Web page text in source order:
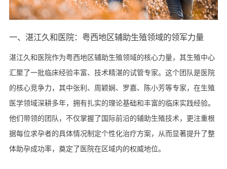
一、湛江久和医院：粤西地区辅助生殖领域的领军力量
湛江久和医院作为粤西地区辅助生殖领域的核心力量，其生殖中心
汇聚了一批临床经验丰富、技术精湛的试管专家。这个团队是医院
的核心竞争力，其中张利、周颖娴、罗嘉、陈小芳等专家，在生殖
医学领域深耕多年，拥有扎实的理论基础和丰富的临床实践经验。
他们带领的团队，不仅掌握了国际前沿的辅助生殖技术，更注重根
据每位求孕者的具体情况制定个性化治疗方案，从而显著提升了整
体助孕成功率，奠定了医院在区域内的权威地位。